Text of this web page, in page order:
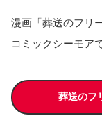
漫画「葬送のフリ
コミックシーモア
葬送のフ